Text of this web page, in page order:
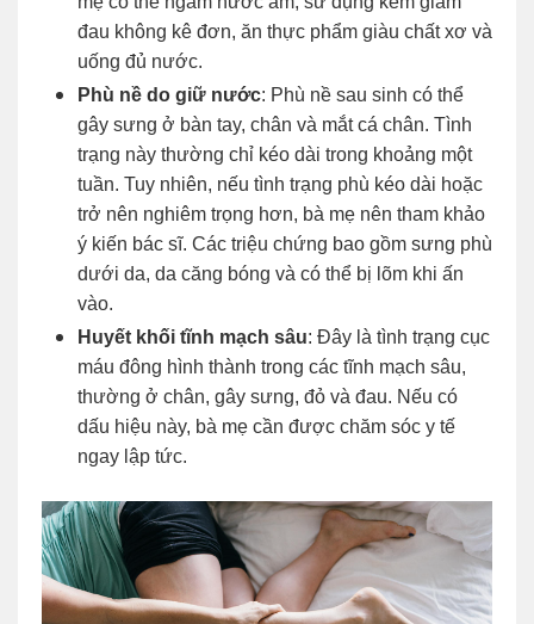
đau không kê đơn, ăn thực phẩm giàu chất xơ và
uống đủ nước.
Phù nề do giữ nước: Phù nề sau sinh có thể
gây sưng ở bàn tay, chân và mắt cá chân. Tình
trạng này thường chỉ kéo dài trong khoảng một
tuần. Tuy nhiên, nếu tình trạng phù kéo dài hoặc
trở nên nghiêm trọng hơn, bà mẹ nên tham khảo
ý kiến bác sĩ. Các triệu chứng bao gồm sưng phù
dưới da, da căng bóng và có thể bị lõm khi ấn
vào.
Huyết khối tĩnh mạch sâu: Đây là tình trạng cục
máu đông hình thành trong các tĩnh mạch sâu,
thường ở chân, gây sưng, đỏ và đau. Nếu có
dấu hiệu này, bà mẹ cần được chăm sóc y tế
ngay lập tức.